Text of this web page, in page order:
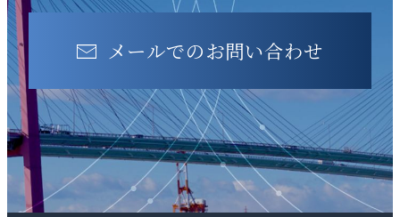
メールでのお問い合わせ